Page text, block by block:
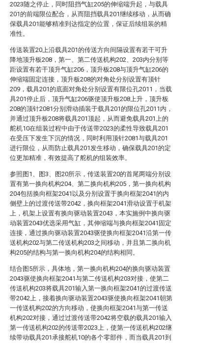
2023随之停止，同时阻挡气缸205的伸缩端升起，与载具
201的前端限位配合，从而阻挡载具201继续移动，从而确
保载具201能够精准到达指定的位置，保证后续组装的精
准性。
传送装置20上沿载具201的传送方向间隔设置有若干可升
降地顶升板208，第一、第二传送机构202、203内分别等
距设置有若干顶升气缸206，顶升板208与顶升气缸206的
伸缩端固定连接，顶升板208的对角处分别设置有顶针
209，载具201的底面对角处分别设置有限位孔2011，当载
具201停止后，顶升气缸206驱使顶升板208上升，顶升板
208的顶针2081分别滑动插装于载具201的限位孔2011内，
并通过顶升板208将载具201顶起，从而避免载具201上的
舵机10在组装过程中由于传送带2023的柔性导致载具201
在受压下发生下沉的情况，同时利用顶针2081与载具201
进行限位，从而防止载具201发生移动，确保载具201的定
位更加精准，有效提高了舵机的组装效率。
参照图1、图3、图20所示，传送装置20的首尾两端分别设
置有第一换向机构204、第二换向机构205，第一换向机构
204包括换向框架2041以及分别设置于换向框架2041的内
侧壁上的过渡传送带2042，换向框架2041滑动设置于机架
上，机架上设置有换向驱动装置2043，本实施例中换向驱
动装置2043优选采用气缸，其伸缩端与换向框架2041固定
连接，通过换向驱动装置2043驱使换向框架2041沿第一传
送机构202与第二传送机构203之间移动，并且第二换向机
构205的结构与第一换向机构204的结构相同。
结合图5所示，具体地，第一换向机构204的换向驱动装置
2043驱使换向框架2041与第二传送机构203对接，使第二
传送机构203将载具201输入第一换向框架2041的过渡传送
带2042上，接着换向驱动装置2043驱使换向框架2041朝第
一传送机构202的方向移动，使换向框架2041与第一传送
机构202对接，通过过渡传送带2042将空载的载具201输入
第一传送机构202的传送带2023上，使第一传送机构202继
续带动载具201承接舵机10的各个零部件，而当载具201到